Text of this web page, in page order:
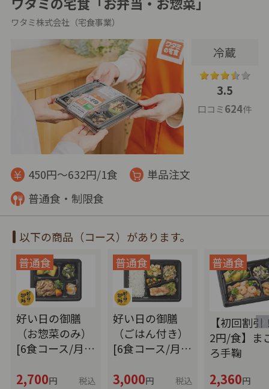
ワタミ株式会社（宅食事業）
冷蔵
3.5
口コミ624件
450円～632円/1食
単品注文
普通食・制限食
以下の商品（コース）があります。
好い日の御膳
（お惣菜のみ）
[6食コース/月…
2,700円 税込
好い日の御膳
（ごはん付き）
[6食コース/月…
3,000円 税込
【初回割引
2円/食】ま
ろ手鞠
2,360円